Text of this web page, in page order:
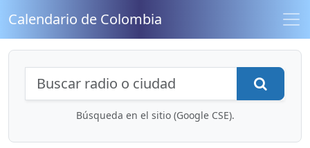
Calendario de Colombia
Búsqueda de radios y contenidos
Búsqueda en el sitio (Google CSE).